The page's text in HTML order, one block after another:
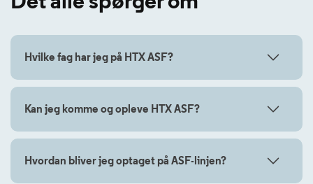
Hvilke fag har jeg på HTX ASF?
Kan jeg komme og opleve HTX ASF?
Hvordan bliver jeg optaget på ASF-linjen?